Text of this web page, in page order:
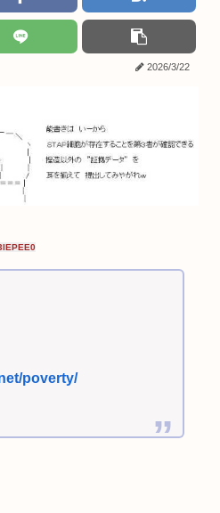
2026/3/22
poverty/